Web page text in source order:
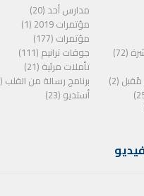
مدارس أحد (20)
مؤتمرات 2019 (1)
مؤتمرات (177)
(72)
جوقات ترانيم (111)
تأملات مرئية (21)
(2)
برنامج رسالة من القلب (340)
أستديو (23)